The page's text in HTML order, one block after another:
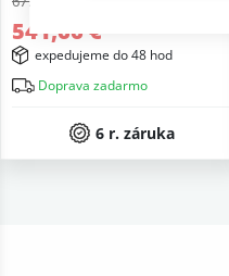
541,66 €
expedujeme do 48 hod
Doprava zadarmo
6 r. záruka